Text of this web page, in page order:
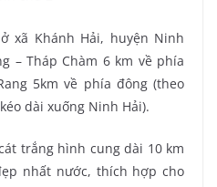
xã Khánh Hải, huyện Ninh
– Tháp Chàm 6 km về phía
5km về phía đông (theo
dài xuống Ninh Hải).
trắng hình cung dài 10 km
nhất nước, thích hợp cho